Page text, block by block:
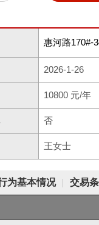
惠河路170#-
2026-1-26
10800 元/年
否
王女士
为基本情况 | 交易